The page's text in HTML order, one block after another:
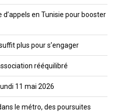
en Tunisie pour booster
plus pour s’engager
rééquilibré
11 mai 2026
le métro, des poursuites